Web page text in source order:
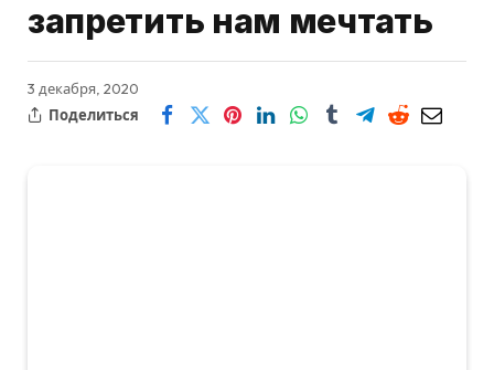
запретить нам мечтать
3 декабря, 2020
Поделиться